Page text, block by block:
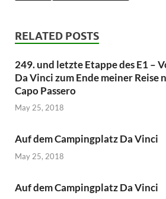
RELATED POSTS
249. und letzte Etappe des E1 –
Da Vinci zum Ende meiner Reise
Capo Passero
May 25, 2018
Auf dem Campingplatz Da Vinci
May 25, 2018
Auf dem Campingplatz Da Vinci